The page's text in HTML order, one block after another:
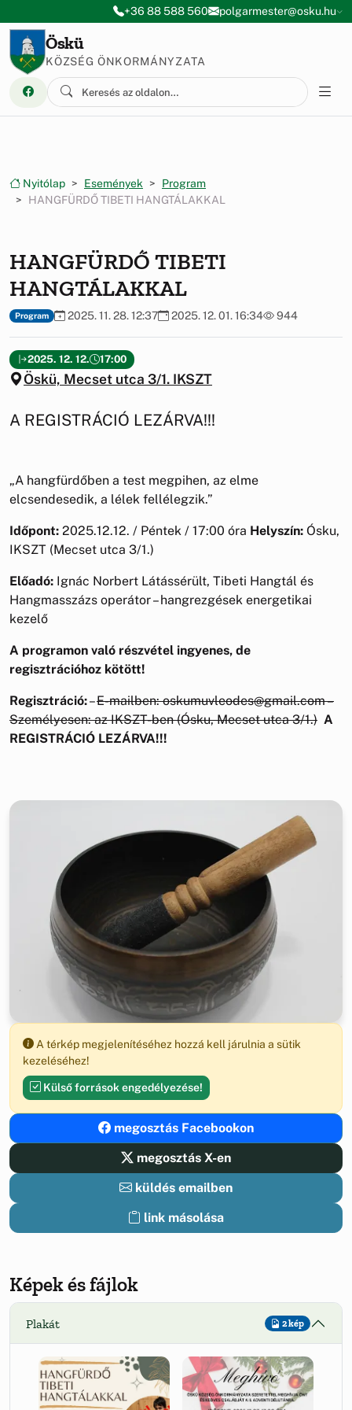
Ugrás a menüre
Ugrás a tartalomra+36 88 588 560 polgarmester@osku.hu
Öskü
KÖZSÉG ÖNKORMÁNYZATA
Nyitólap Események
Program
HANGFÜRDŐ TIBETI HANGTÁLAKKAL
HANGFÜRDŐ TIBETI
HANGTÁLAKKAL
Program 2025. 11. 28. 12:37 2025. 12. 01. 16:34 944
2025. 12. 12. 17:00
Öskü, Mecset utca 3/1. IKSZT
A REGISTRÁCIÓ LEZÁRVA!!!
„A hangfürdőben a test megpihen, az elme
elcsendesedik, a lélek fellélegzik.”
Időpont: 2025.12.12. / Péntek / 17:00 óra Helyszín: Ósku,
IKSZT (Mecset utca 3/1.)
Előadó: Ignác Norbert Látássérült, Tibeti Hangtál és
Hangmasszázs operátor – hangrezgések energetikai
kezelő
A programon való részvétel ingyenes, de
regisztrációhoz kötött!
Regisztráció:–E-mailben: oskumuvleodes@gmail.com –
Személyesen: az IKSZT-ben (Ósku, Mecset utca 3/1.) A
REGISTRÁCIÓ LEZÁRVA!!!
A térkép megjelenítéséhez hozzá kell járulnia a sütik
kezeléséhez!
Külső források engedélyezése!
megosztás Facebookon
megosztás X-en
küldés emailben
link másolása
Képek és fájlok
Plakát 2 kép